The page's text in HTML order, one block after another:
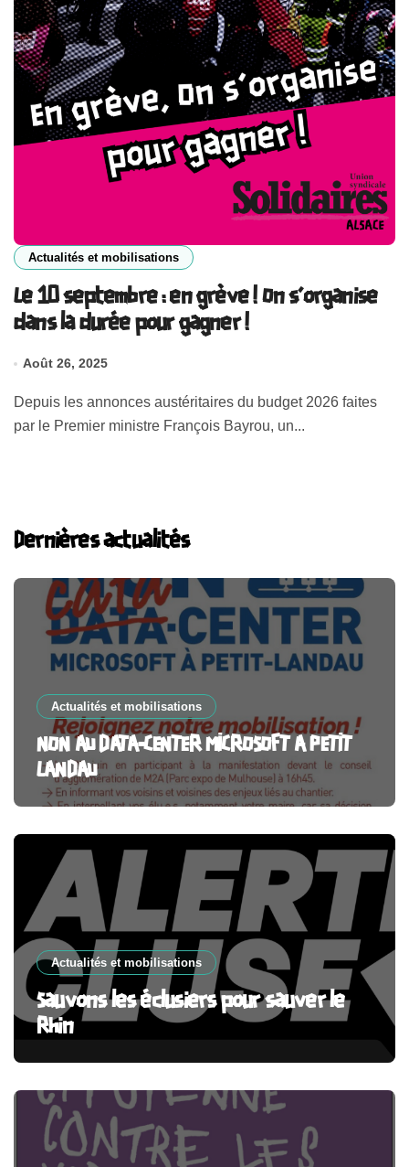
Actualités et mobilisations
Le 10 septembre : en grève ! On s’organise
dans la durée pour gagner !
Août 26, 2025
Depuis les annonces austéritaires du budget 2026 faites
par le Premier ministre François Bayrou, un...
Dernières actualités
Actualités et mobilisations
NON AU DATA-CENTER MICROSOFT A PETIT
LANDAU
Actualités et mobilisations
Sauvons les éclusiers pour sauver le
Rhin